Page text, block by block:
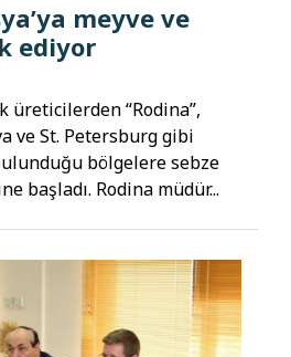
meyve ve
ediyor
üreticilerden “Rodina”,
ve St. Petersburg gibi
bölgelere sebze
başladı. Rodina müdür...